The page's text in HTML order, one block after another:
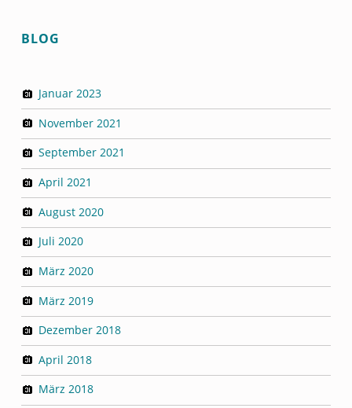
BLOG
Januar 2023
November 2021
September 2021
April 2021
August 2020
Juli 2020
März 2020
März 2019
Dezember 2018
April 2018
März 2018